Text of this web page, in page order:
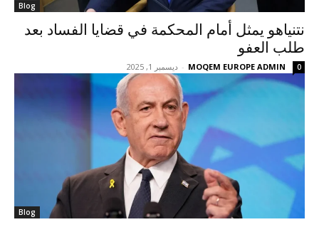
Blog
نتنياهو يمثل أمام المحكمة في قضايا الفساد بعد
طلب العفو
MOQEM EUROPE ADMIN
- ديسمبر 1, 2025 0
Blog